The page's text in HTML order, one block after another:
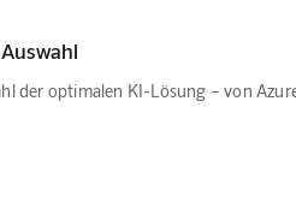
der optimalen KI-Lösung – von